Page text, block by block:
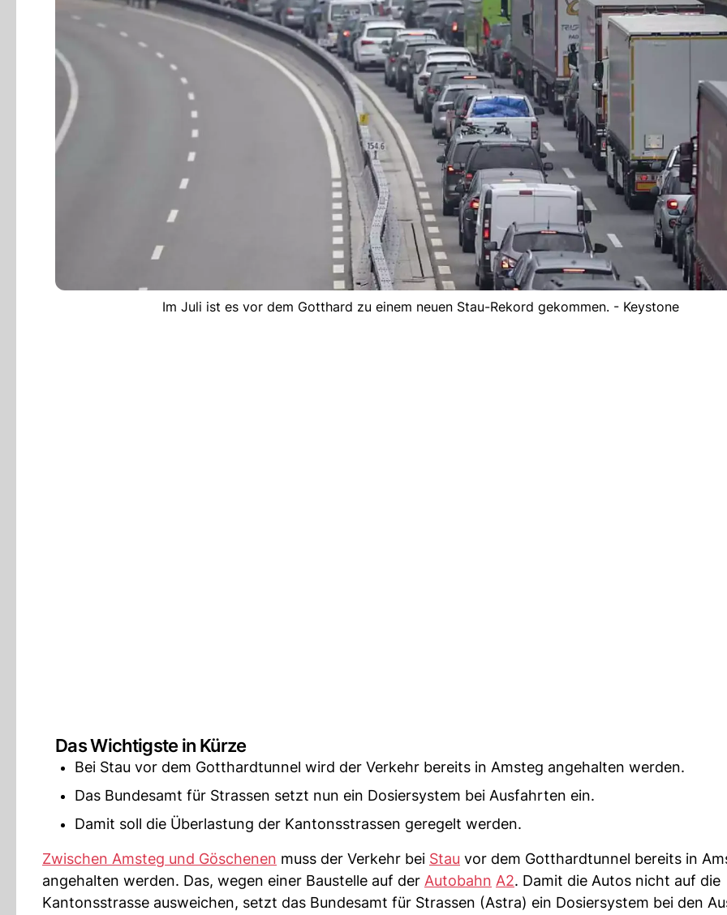
Im Juli ist es vor dem Gotthard zu einem neuen Stau-Rekord gekommen. - Keystone
Das Wichtigste in Kürze
Bei Stau vor dem Gotthardtunnel wird der Verkehr bereits in Amsteg angehalten werden.
Das Bundesamt für Strassen setzt nun ein Dosiersystem bei Ausfahrten ein.
Damit soll die Überlastung der Kantonsstrassen geregelt werden.
Zwischen Amsteg und Göschenen muss der Verkehr bei Stau vor dem Gotthardtunnel bereits in
angehalten werden. Das, wegen einer Baustelle auf der Autobahn A2. Damit die Autos nicht auf die
Kantonsstrasse ausweichen, setzt das Bundesamt für Strassen (Astra) ein Dosiersystem bei den